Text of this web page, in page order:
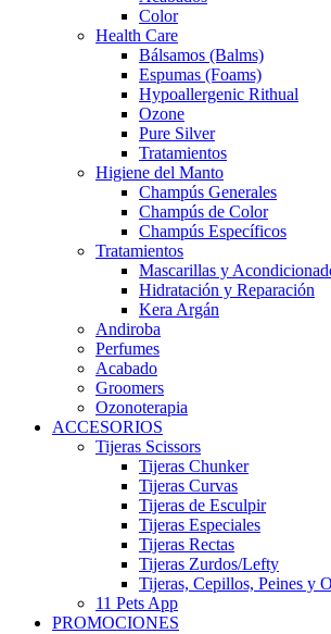
Color
Health Care
Bálsamos (Balms)
Espumas (Foams)
Hypoallergenic Rithual
Ozone
Pure Silver
Tratamientos
Higiene del Manto
Champús Generales
Champús de Color
Champús Específicos
Tratamientos
Mascarillas y
Hidratación y Reparación
Kera Argán
Andiroba
Perfumes
Acabado
Groomers
Ozonoterapia
ACCESORIOS
Tijeras Scissors
Tijeras Chunker
Tijeras Curvas
Tijeras de Esculpir
Tijeras Especiales
Tijeras Rectas
Tijeras Zurdos/Lefty
Tijeras, Cepillos, Peines y
11 Pets App
PROMOCIONES